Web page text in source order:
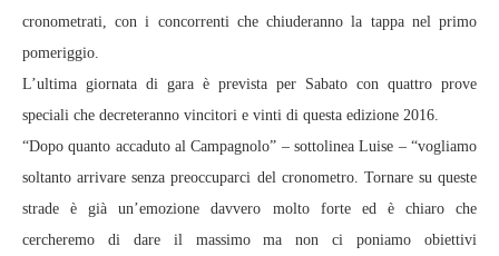
cronometrati, con i concorrenti che chiuderanno la tappa nel primo
pomeriggio.
L’ultima giornata di gara è prevista per Sabato con quattro prove
speciali che decreteranno vincitori e vinti di questa edizione 2016.
“Dopo quanto accaduto al Campagnolo” – sottolinea Luise – “vogliamo
soltanto arrivare senza preoccuparci del cronometro. Tornare su queste
strade è già un’emozione davvero molto forte ed è chiaro che
cercheremo di dare il massimo ma non ci poniamo obiettivi